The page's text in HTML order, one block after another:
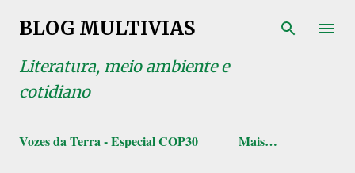
Pular para o conteúdo principal
BLOG MULTIVIAS
Literatura, meio ambiente e
cotidiano
Vozes da Terra - Especial COP30 Mais…